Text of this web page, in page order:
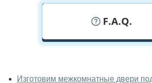
F.A.Q.
межкомнатные двери
Изготовим межкомнатные двери